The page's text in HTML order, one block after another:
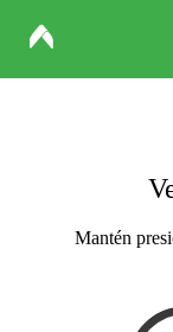
Mantén